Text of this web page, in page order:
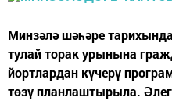
Минзәлә шәһәре
тулай торак урынына
йортлардан күчерү
төзү планлаштырыла.